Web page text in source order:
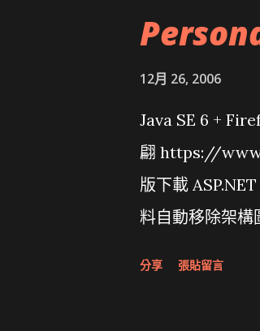
12月 26, 2006
Java SE 6 +
翩 https://
版下載
料自動移除架
分享 張貼留言